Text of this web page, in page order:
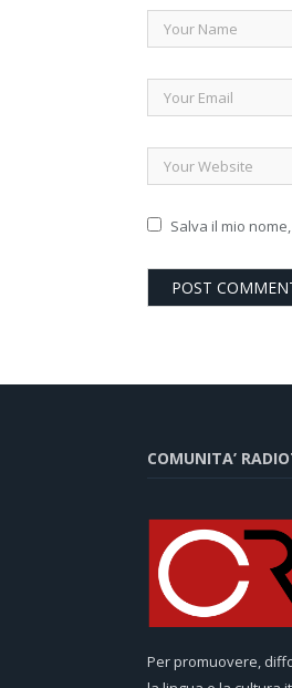
Salva il mio
COMUNITA’
Per promuovere,